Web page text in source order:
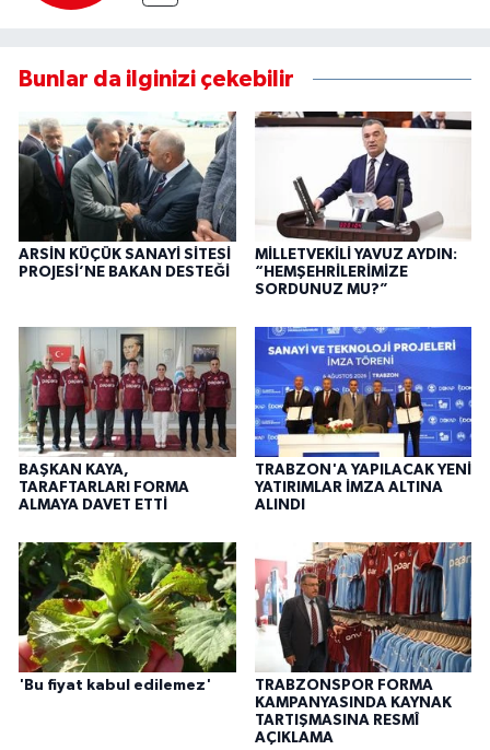
Bunlar da ilginizi çekebilir
ARSİN KÜÇÜK SANAYİ SİTESİ
PROJESİ’NE BAKAN DESTEĞİ
MİLLETVEKİLİ YAVUZ AYDIN:
“HEMŞEHRİLERİMİZE
SORDUNUZ MU?”
BAŞKAN KAYA,
TARAFTARLARI FORMA
ALMAYA DAVET ETTİ
TRABZON'A YAPILACAK YENİ
YATIRIMLAR İMZA ALTINA
ALINDI
'Bu fiyat kabul edilemez'
TRABZONSPOR FORMA
KAMPANYASINDA KAYNAK
TARTIŞMASINA RESMÎ
AÇIKLAMA